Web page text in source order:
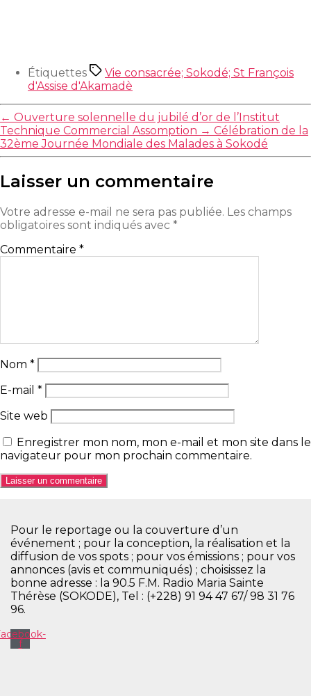
Étiquettes
Vie consacrée; Sokodé; St François
d'Assise d'Akamadè
← Ouverture solennelle du jubilé d’or de l’Institut
Technique Commercial Assomption → Célébration de la
32ème Journée Mondiale des Malades à Sokodé
Laisser un commentaire
Votre adresse e-mail ne sera pas publiée. Les champs
obligatoires sont indiqués avec *
Commentaire *
Nom *
E-mail *
Site web
Enregistrer mon nom, mon e-mail et mon site dans le
navigateur pour mon prochain commentaire.
Pour le reportage ou la couverture d’un
événement ; pour la conception, la réalisation et la
diffusion de vos spots ; pour vos émissions ; pour vos
annonces (avis et communiqués) ; choisissez la
bonne adresse : la 90.5 F.M. Radio Maria Sainte
Thérèse (SOKODE), Tel : (+228) 91 94 47 67/ 98 31 76
96.
f